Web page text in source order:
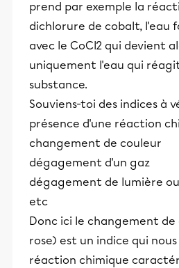
prend par exemple la
dichlorure de cobalt, l'eau
avec le CoCl2 qui devient
uniquement l'eau qui
substance.
Souviens-toi des indices à
présence d'une réaction
changement de couleur
dégagement d'un gaz
dégagement de lumière
etc
Donc ici le changement
rose) est un indice qui
réaction chimique